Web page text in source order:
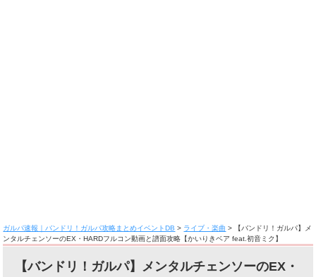
ガルパ速報｜バンドリ！ガルパ攻略まとめイベントDB > ライブ・楽曲 >
【バンドリ！ガルパ】メ
ンタルチェンソーのEX・HARDフルコン動画と譜面攻略【かいりきベア feat.初音ミク】
【バンドリ！ガルパ】メンタルチェンソーのEX・